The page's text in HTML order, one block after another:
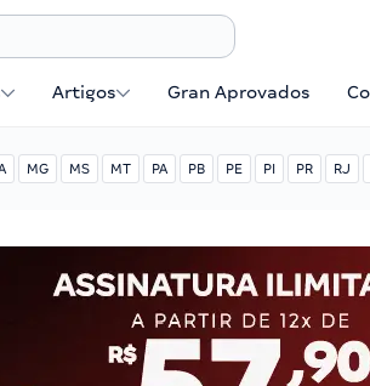
Artigos Gran Aprovados
MG MS MT PA PB PE PI PR RJ